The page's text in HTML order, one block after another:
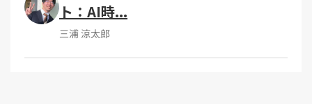
ト：AI時...
三浦 涼太郎